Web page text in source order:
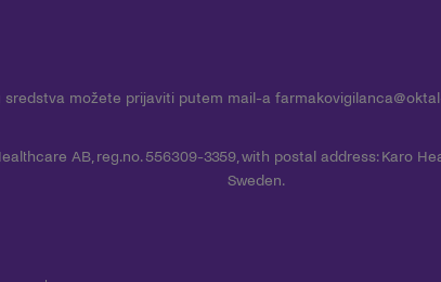
možete prijaviti putem mail-a
AB, reg.no. 556309-3359, with postal address: Karo
Sweden.